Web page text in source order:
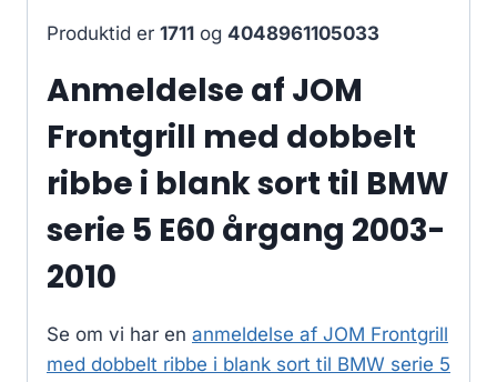
Produktid er 1711 og 4048961105033
Anmeldelse af JOM
Frontgrill med dobbelt
ribbe i blank sort til BMW
serie 5 E60 årgang 2003-
2010
Se om vi har en anmeldelse af JOM Frontgrill
med dobbelt ribbe i blank sort til BMW serie 5